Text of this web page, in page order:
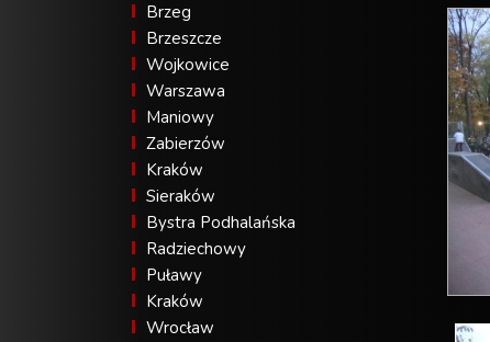
Brzeg
Brzeszcze
Wojkowice
Warszawa
Maniowy
Zabierzów
Kraków
Sieraków
Bystra Podhalańska
Radziechowy
Puławy
Kraków
Wrocław